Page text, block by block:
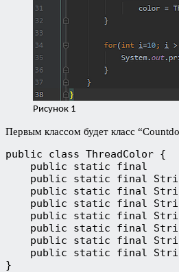
Рисунок 1
Первым классом будет класс
public class ThreadColor {
    public static final
public static final
public static final
public static final
public static final
public static final
public static final
public static final
}